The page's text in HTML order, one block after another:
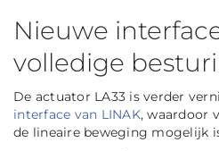
Nieuwe
volledige
De actuator LA33 is verder
interface van LINAK, waardoor
de lineaire beweging mogelijk